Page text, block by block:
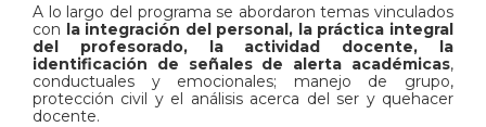
A lo largo del programa se abordaron temas vinculados
con la integración del personal, la práctica integral
del profesorado, la actividad docente, la
identificación de señales de alerta académicas,
conductuales y emocionales; manejo de grupo,
protección civil y el análisis acerca del ser y quehacer
docente.